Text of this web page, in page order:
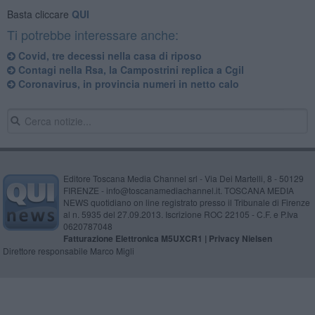
Basta cliccare QUI
Ti potrebbe interessare anche:
Covid, tre decessi nella casa di riposo
Contagi nella Rsa, la Campostrini replica a Cgil
Coronavirus, in provincia numeri in netto calo
Editore Toscana Media Channel srl - Via Dei Martelli, 8 - 50129
FIRENZE - info@toscanamediachannel.it. TOSCANA MEDIA
NEWS quotidiano on line registrato presso il Tribunale di Firenze
al n. 5935 del 27.09.2013. Iscrizione ROC 22105 - C.F. e P.Iva
0620787048
Fatturazione Elettronica M5UXCR1 | Privacy Nielsen
Direttore responsabile Marco Migli